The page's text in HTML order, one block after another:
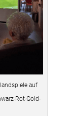
auf
Rot-Gold-